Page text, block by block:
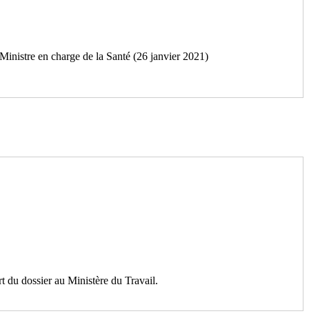
en charge de la Santé (26 janvier 2021)
dossier au Ministère du Travail.